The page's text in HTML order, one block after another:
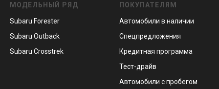
МОДЕЛЬНЫЙ РЯД
Subaru Forester
Subaru Outback
Subaru Crosstrek
ПОКУПАТЕЛЯМ
Автомобили в наличии
Спецпредложения
Кредитная программа
Тест-драйв
Автомобили с пробегом